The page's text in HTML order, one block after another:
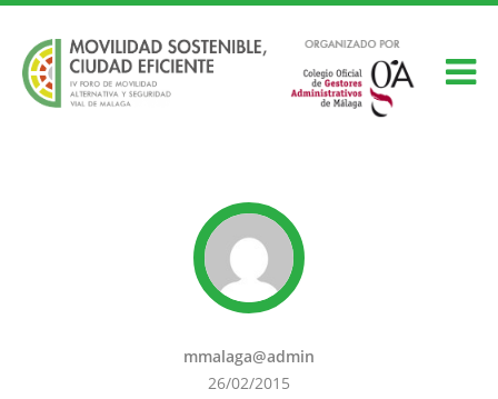
mmalaga@admin
26/02/2015